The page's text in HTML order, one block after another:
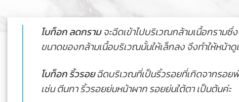
โบท็อก ลดกรามจะฉีดเข้าไปบริเวณกล้ามเนื้อกรามซึ่
ขนาดของกล้ามเนื้อบริเวณนั้นให้เล็กลง จึงทำให้หน้าดู
โบท็อก ริ้วรอยฉีดบริเวณที่เป็นริ้วรอยที่เกิดจากรอย
เช่น ตีนกา ริ้วรอยย่นหน้าผาก รอยย่นใต้ตา เป็นต้นค่ะ